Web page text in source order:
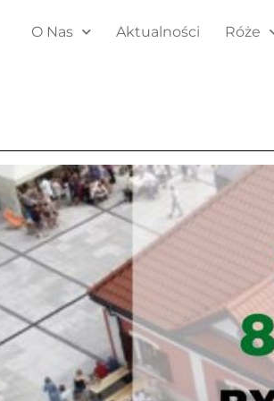
O Nas Aktualności Róże